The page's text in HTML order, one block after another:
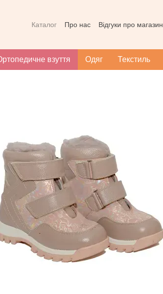
Каталог Про нас Відгуки про магазин
взуття Одяг Текстиль